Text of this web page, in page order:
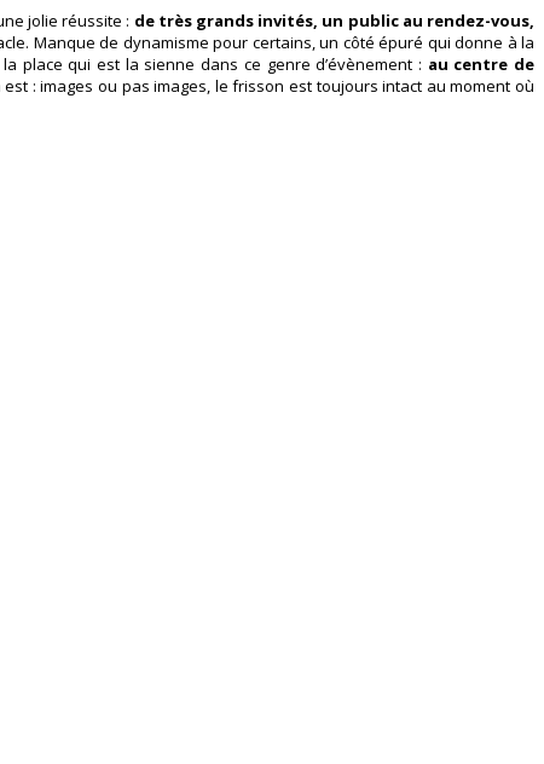
jolie réussite : de très grands invités, un public au rendez-vous,
Manque de dynamisme pour certains, un côté épuré qui donne à la
place qui est la sienne dans ce genre d’évènement : au centre de
: images ou pas images, le frisson est toujours intact au moment où